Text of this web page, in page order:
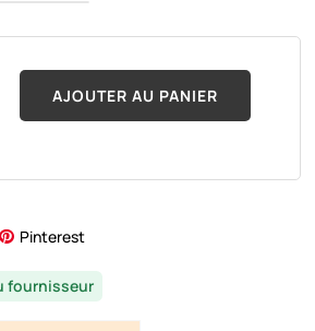
AJOUTER AU PANIER
Pinterest
fournisseur